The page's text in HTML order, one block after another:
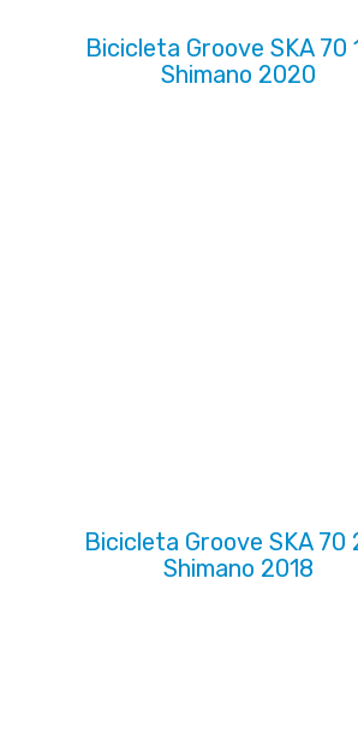
Bicicleta Groove SKA 70
Shimano 2020
Bicicleta Groove SKA 70
Shimano 2018